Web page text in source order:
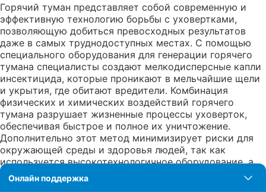
Горячий туман представляет собой современную и
эффективную технологию борьбы с уховертками,
позволяющую добиться превосходных результатов
даже в самых труднодоступных местах. С помощью
специального оборудования для генерации горячего
тумана специалисты создают мелкодисперсные капли
инсектицида, которые проникают в мельчайшие щели
и укрытия, где обитают вредители. Комбинация
физических и химических воздействий горячего
тумана разрушает жизненные процессы уховерток,
обеспечивая быстрое и полное их уничтожение.
Дополнительно этот метод минимизирует риски для
окружающей среды и здоровья людей, так как
используется высокотехнологичное оборудование, а
применяемые препараты обладают низкой
токсичностью и быстро разлагаются. Таким образом,